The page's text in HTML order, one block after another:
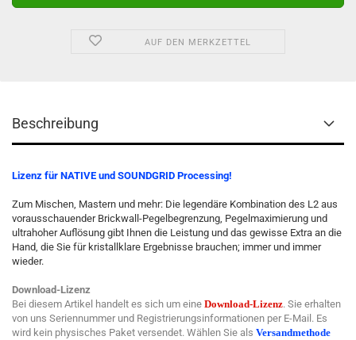
AUF DEN MERKZETTEL
Beschreibung
Lizenz für NATIVE und SOUNDGRID Processing!
Zum Mischen, Mastern und mehr: Die legendäre Kombination des L2 aus
vorausschauender Brickwall-Pegelbegrenzung, Pegelmaximierung und
ultrahoher Auflösung gibt Ihnen die Leistung und das gewisse Extra an die
Hand, die Sie für kristallklare Ergebnisse brauchen; immer und immer
wieder.
Download-Lizenz
Bei diesem Artikel handelt es sich um eine Download-Lizenz. Sie erhalten
von uns Seriennummer und Registrierungsinformationen per E-Mail. Es
wird kein physisches Paket versendet. Wählen Sie als Versandmethode